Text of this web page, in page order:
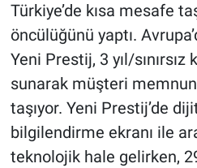
Türkiye’de kısa mesafe
öncülüğünü yaptı.
Yeni Prestij, 3 yıl/
sunarak müşteri
taşıyor. Yeni Prestij’de
bilgilendirme ekranı ile
teknolojik hale gelirken,